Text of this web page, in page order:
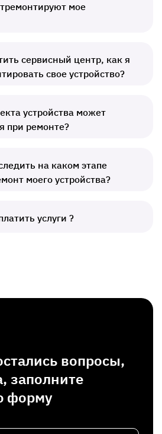
мое
сервисный центр, как я
свое устройство?
устройства может
при ремонте?
на каком этапе
моего устройства?
услуги ?
вопросы,
заполните
форму